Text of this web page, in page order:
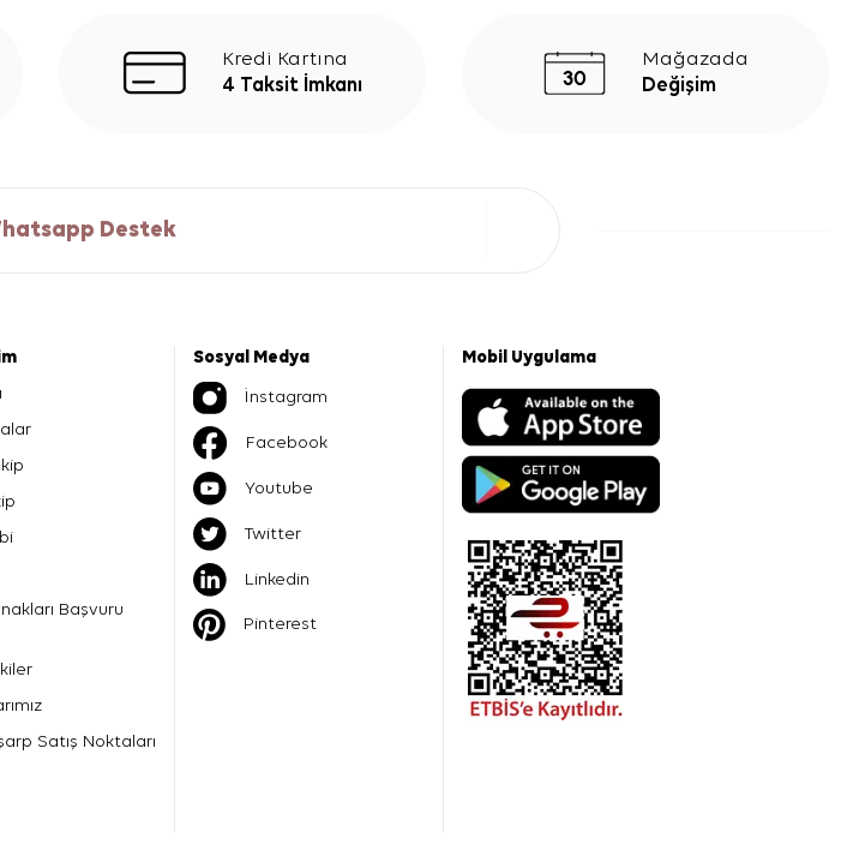
Kredi Kartına
4 Taksit İmkanı
Mağazada
Değişim
Destek
Başvuru
Satış Noktaları
Sosyal Medya
İnstagram
Facebook
Youtube
Twitter
Linkedin
Pinterest
Mobil Uygulama